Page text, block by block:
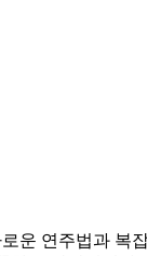
운 연주법과 복